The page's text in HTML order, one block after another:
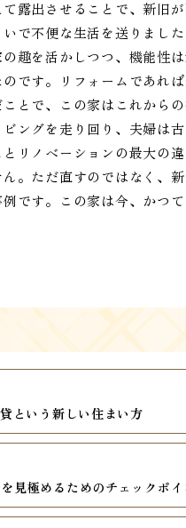
露出させることで、新旧
で不便な生活を送りまし
趣を活かしつつ、機能性
です。リフォームであれ
とで、この家はこれから
ングを走り回り、夫婦は
リノベーションの最大の
。ただ直すのではなく、
です。この家は今、かつ
という新しい住まい方
見極めるためのチェックポイ